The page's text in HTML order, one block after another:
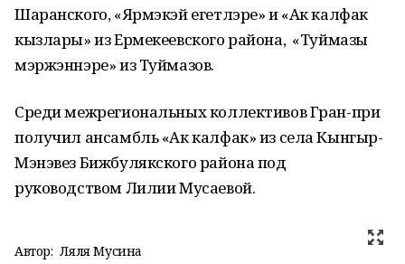
Шаранского, «Ярмэкэй егетлэре» и «Ак калфак
кызлары» из Ермекеевского района, «Туймазы
мэржэннэре» из Туймазов.
Среди межрегиональных коллективов Гран-при
получил ансамбль «Ак калфак» из села Кынгыр-
Мэнэвез Бижбулякского района под
руководством Лилии Мусаевой.
Автор: Ляля Мусина